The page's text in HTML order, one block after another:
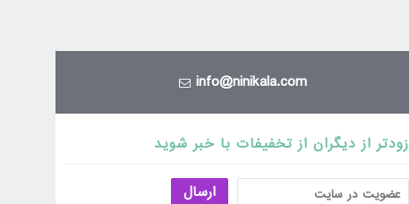
info@ninikala.com
زودتر از دیگران از تخفیفات با خبر شوید
ارسال